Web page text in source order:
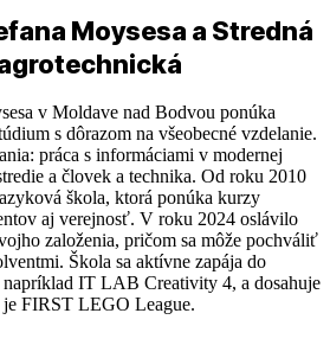
Moysesa a Stredná
v Moldave nad Bodvou ponúka
s dôrazom na všeobecné vzdelanie.
práca s informáciami v modernej
a človek a technika. Od roku 2010
škola, ktorá ponúka kurzy
aj verejnosť. V roku 2024 oslávilo
založenia, pričom sa môže pochváliť
Škola sa aktívne zapája do
IT LAB Creativity 4, a dosahuje
FIRST LEGO League.